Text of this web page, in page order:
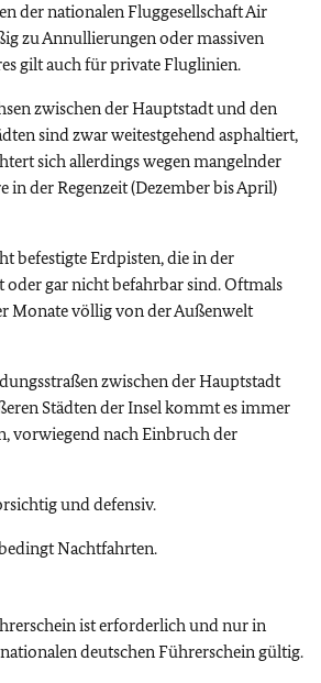
der nationalen Fluggesellschaft Air
zu Annullierungen oder massiven
gilt auch für private Fluglinien.
zwischen der Hauptstadt und den
sind zwar weitestgehend asphaltiert,
sich allerdings wegen mangelnder
in der Regenzeit (Dezember bis April)
befestigte Erdpisten, die in der
oder gar nicht befahrbar sind. Oftmals
Monate völlig von der Außenwelt
zwischen der Hauptstadt
Städten der Insel kommt es immer
vorwiegend nach Einbruch der
und defensiv.
Nachtfahrten.
ist erforderlich und nur in
deutschen Führerschein gültig.